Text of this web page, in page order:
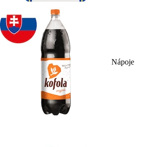
Nápoje